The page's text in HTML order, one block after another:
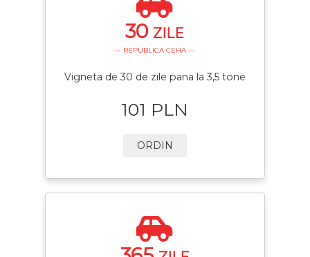
30 ZILE
— REPUBLICA CEHA —
Vigneta de 30 de zile pana la 3,5 tone
101 PLN
ORDIN